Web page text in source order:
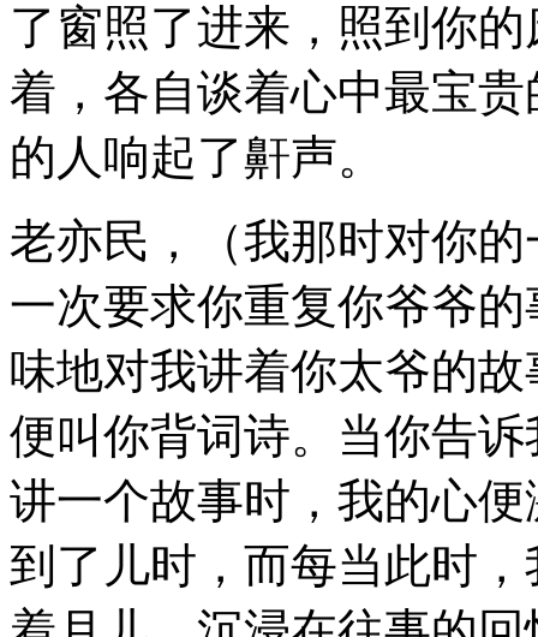
了窗照了进来，照到你
着，各自谈着心中最宝
的人响起了鼾声。
老亦民，（我那时对你
一次要求你重复你爷爷
味地对我讲着你太爷的
便叫你背词诗。当你告
讲一个故事时，我的心
到了儿时，而每当此时